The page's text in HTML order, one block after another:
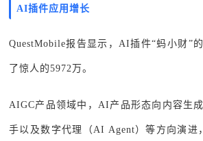
AI插件应用增长
QuestMobile报告显示，AI插件“蚂小财”
了惊人的5972万。
AIGC产品领域中，AI产品形态向内容生
手以及数字代理（AI Agent）等方向演进